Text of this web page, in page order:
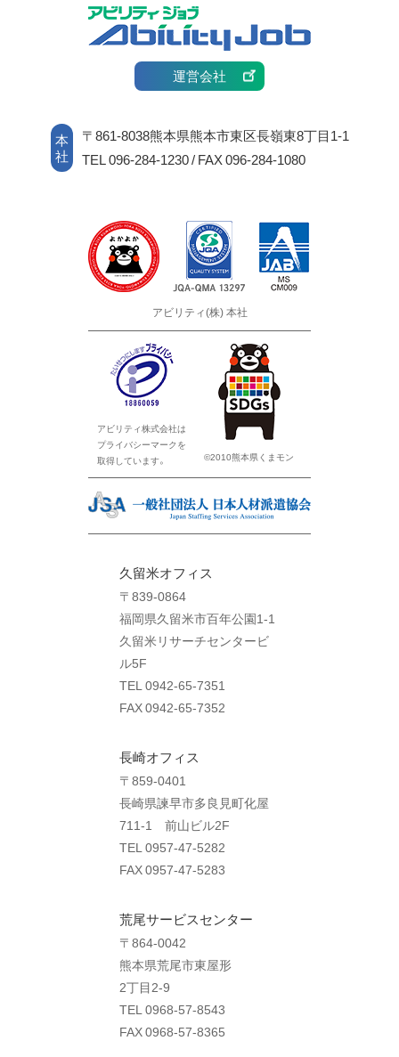
運営会社
本
社
〒861-8038熊本県熊本市東区長嶺東8丁目1-1
TEL 096-284-1230 / FAX 096-284-1080
アビリティ(株) 本社
アビリティ株式会社は
プライバシーマークを
取得しています。
©2010熊本県くまモン
久留米オフィス
〒839-0864
福岡県久留米市百年公園1-1
久留米リサーチセンタービ
ル5F
TEL 0942-65-7351
FAX 0942-65-7352
長崎オフィス
〒859-0401
長崎県諫早市多良見町化屋
711-1 前山ビル2F
TEL 0957-47-5282
FAX 0957-47-5283
荒尾サービスセンター
〒864-0042
熊本県荒尾市東屋形
2丁目2-9
TEL 0968-57-8543
FAX 0968-57-8365